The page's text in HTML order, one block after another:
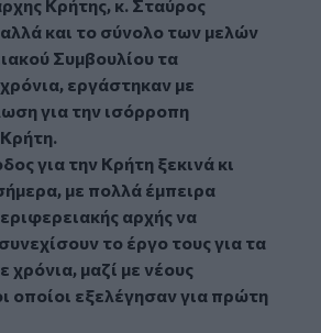
Κρήτης, κ. Σταύρος
και το σύνολο των μελών
Συμβουλίου τα
εργάστηκαν με
για την ισόρροπη
για την Κρήτη ξεκινά κι
με πολλά έμπειρα
αρχής να
το έργο τους για τα
χρόνια, μαζί με νέους
οποίοι εξελέγησαν για πρώτη